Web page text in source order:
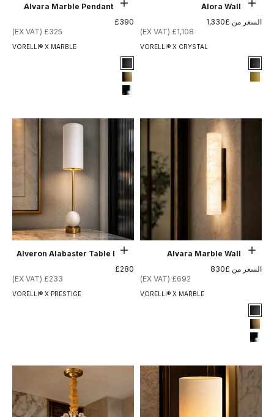
حدِّد الخيارات
VORELLI® X CRYSTAL
Alora Wall Light
السعر بعد الخصم
السعر من £1,330
£1,108 (EX VAT)
1-matt-black
14-matte-gold
حدِّد الخيارات
VORELLI® X MARBLE
Alvara Marble Pendant Light
السعر بعد الخصم
£390
£325 (EX VAT)
#1 Matte Black
#8 Brushed Brass
#12 Chrome
حدِّد الخيارات
VORELLI® X MARBLE
Alvara Marble Wall Light
السعر بعد الخصم
السعر من £830
£692 (EX VAT)
#1 Matte Black
#8 Brushed Brass
#12 Chrome
إضافة إلى السلة
VORELLI® X PRESTIGE
Alveron Alabaster Table Lamp
السعر بعد الخصم
£280
£233 (EX VAT)